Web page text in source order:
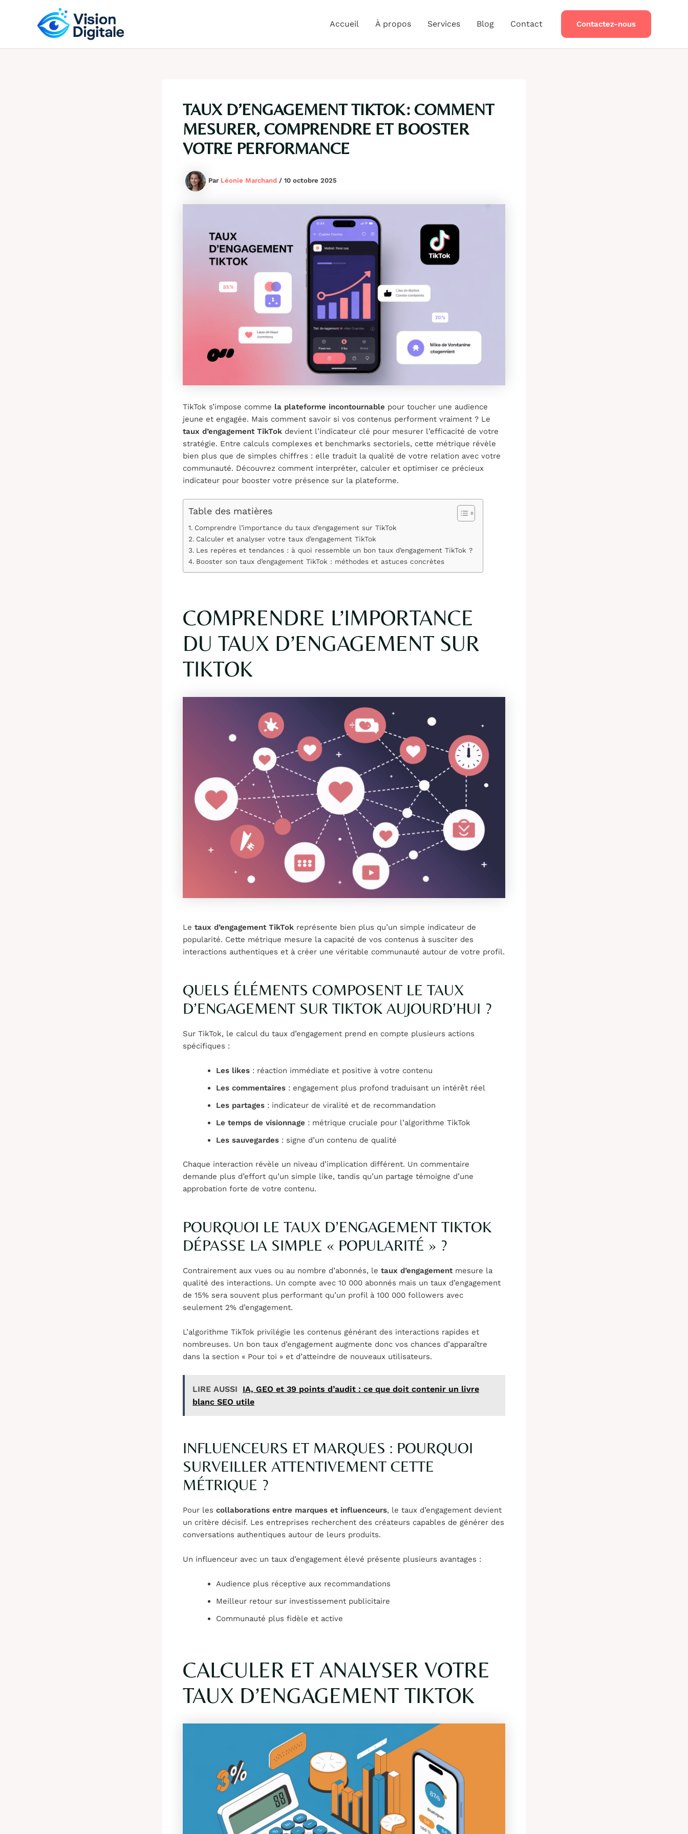
Accueil À propos Services Blog Contact Contactez-nous
TAUX D’ENGAGEMENT TIKTOK : COMMENT
MESURER, COMPRENDRE ET BOOSTER
VOTRE PERFORMANCE
Par Léonie Marchand / 10 octobre 2025
TikTok s’impose comme la plateforme incontournable pour toucher une audience
jeune et engagée. Mais comment savoir si vos contenus performent vraiment ? Le
taux d’engagement TikTok devient l’indicateur clé pour mesurer l’efficacité de votre
stratégie. Entre calculs complexes et benchmarks sectoriels, cette métrique révèle
bien plus que de simples chiffres : elle traduit la qualité de votre relation avec votre
communauté. Découvrez comment interpréter, calculer et optimiser ce précieux
indicateur pour booster votre présence sur la plateforme.
Table des matières
Comprendre l’importance du taux d’engagement sur TikTok
Calculer et analyser votre taux d’engagement TikTok
Les repères et tendances : à quoi ressemble un bon taux d’engagement TikTok ?
Booster son taux d’engagement TikTok : méthodes et astuces concrètes
COMPRENDRE L’IMPORTANCE
DU TAUX D’ENGAGEMENT SUR
TIKTOK
Le taux d’engagement TikTok représente bien plus qu’un simple indicateur de
popularité. Cette métrique mesure la capacité de vos contenus à susciter des
interactions authentiques et à créer une véritable communauté autour de votre profil.
QUELS ÉLÉMENTS COMPOSENT LE TAUX
D’ENGAGEMENT SUR TIKTOK AUJOURD’HUI ?
Sur TikTok, le calcul du taux d’engagement prend en compte plusieurs actions
spécifiques :
Les likes : réaction immédiate et positive à votre contenu
Les commentaires : engagement plus profond traduisant un intérêt réel
Les partages : indicateur de viralité et de recommandation
Le temps de visionnage : métrique cruciale pour l’algorithme TikTok
Les sauvegardes : signe d’un contenu de qualité
Chaque interaction révèle un niveau d’implication différent. Un commentaire
demande plus d’effort qu’un simple like, tandis qu’un partage témoigne d’une
approbation forte de votre contenu.
POURQUOI LE TAUX D’ENGAGEMENT TIKTOK
DÉPASSE LA SIMPLE « POPULARITÉ » ?
Contrairement aux vues ou au nombre d’abonnés, le taux d’engagementmesure la
qualité des interactions. Un compte avec 10 000 abonnés mais un taux d’engagement
de 15% sera souvent plus performant qu’un profil à 100 000 followers avec
seulement 2% d’engagement.
L’algorithme TikTok privilégie les contenus générant des interactions rapides et
nombreuses. Un bon taux d’engagement augmente donc vos chances d’apparaître
dans la section « Pour toi » et d’atteindre de nouveaux utilisateurs.
LIRE AUSSI
IA, GEO et 39 points d’audit : ce que doit contenir un livre
blanc SEO utile
INFLUENCEURS ET MARQUES : POURQUOI
SURVEILLER ATTENTIVEMENT CETTE
MÉTRIQUE ?
Pour les collaborations entre marques et influenceurs, le taux d’engagement devient
un critère décisif. Les entreprises recherchent des créateurs capables de générer des
conversations authentiques autour de leurs produits.
Un influenceur avec un taux d’engagement élevé présente plusieurs avantages :
Audience plus réceptive aux recommandations
Meilleur retour sur investissement publicitaire
Communauté plus fidèle et active
CALCULER ET ANALYSER VOTRE
TAUX D’ENGAGEMENT TIKTOK